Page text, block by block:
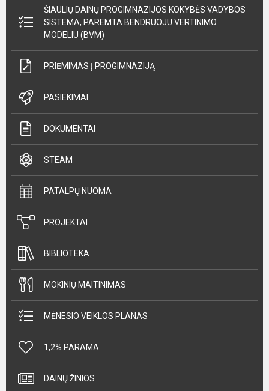
ŠIAULIŲ DAINŲ PROGIMNAZIJOS KOKYBĖS VADYBOS
SISTEMA, PAREMTA BENDRUOJU VERTINIMO
MODELIU (BVM)
PRIĖMIMAS Į PROGIMNAZIJĄ
PASIEKIMAI
DOKUMENTAI
STEAM
PATALPŲ NUOMA
PROJEKTAI
BIBLIOTEKA
MOKINIŲ MAITINIMAS
MĖNESIO VEIKLOS PLANAS
1,2% PARAMA
DAINŲ ŽINIOS